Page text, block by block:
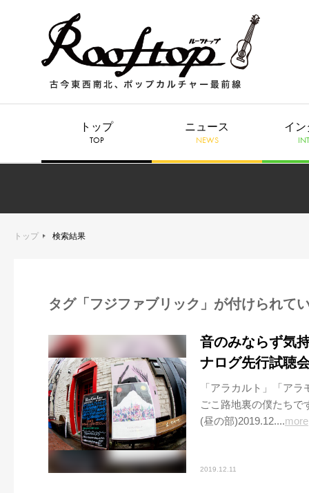
トップ
TOP
ニュース
NEWS
イン
トップ 検索結果
タグ「フジファブリック」が付けられて
音のみならず気
ナログ先行試聴
「アラカルト」「ア
ごこ路地裏の僕たちで
(昼の部)2019.12....more
2019.12.11